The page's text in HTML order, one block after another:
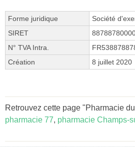
Forme juridique
Société
SIRET
N° TVA Intra.
Création
8 juillet 2020
Retrouvez cette page "Pharmacie
pharmacie 77, pharmacie Champs-